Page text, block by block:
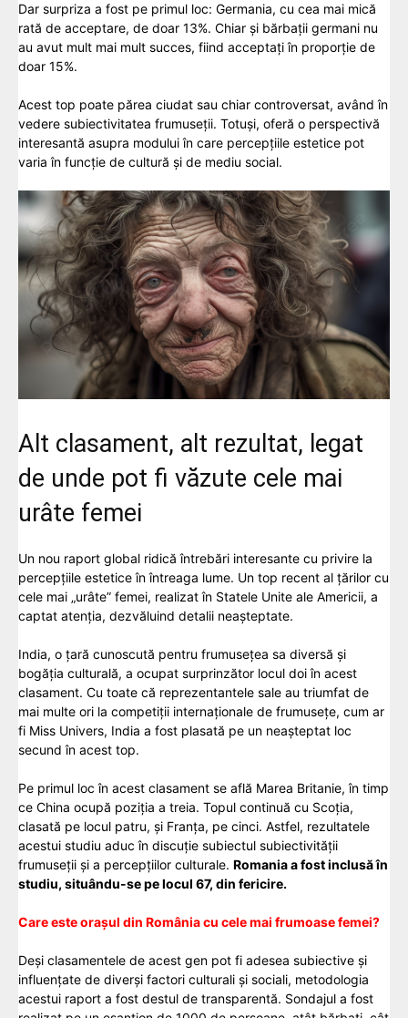
Dar surpriza a fost pe primul loc: Germania, cu cea mai mică
rată de acceptare, de doar 13%. Chiar și bărbații germani nu
au avut mult mai mult succes, fiind acceptați în proporție de
doar 15%.
Acest top poate părea ciudat sau chiar controversat, având în
vedere subiectivitatea frumuseții. Totuși, oferă o perspectivă
interesantă asupra modului în care percepțiile estetice pot
varia în funcție de cultură și de mediu social.
Alt clasament, alt rezultat, legat
de unde pot fi văzute cele mai
urâte femei
Un nou raport global ridică întrebări interesante cu privire la
percepțiile estetice în întreaga lume. Un top recent al țărilor cu
cele mai „urâte” femei, realizat în Statele Unite ale Americii, a
captat atenția, dezvăluind detalii neașteptate.
India, o țară cunoscută pentru frumusețea sa diversă și
bogăția culturală, a ocupat surprinzător locul doi în acest
clasament. Cu toate că reprezentantele sale au triumfat de
mai multe ori la competiții internaționale de frumusețe, cum ar
fi Miss Univers, India a fost plasată pe un neașteptat loc
secund în acest top.
Pe primul loc în acest clasament se află Marea Britanie, în timp
ce China ocupă poziția a treia. Topul continuă cu Scoția,
clasată pe locul patru, și Franța, pe cinci. Astfel, rezultatele
acestui studiu aduc în discuție subiectul subiectivității
frumuseții și a percepțiilor culturale. Romania a fost inclusă în
studiu, situându-se pe locul 67, din fericire.
Care este orașul din România cu cele mai frumoase femei?
Deși clasamentele de acest gen pot fi adesea subiective și
influențate de diverși factori culturali și sociali, metodologia
acestui raport a fost destul de transparentă. Sondajul a fost